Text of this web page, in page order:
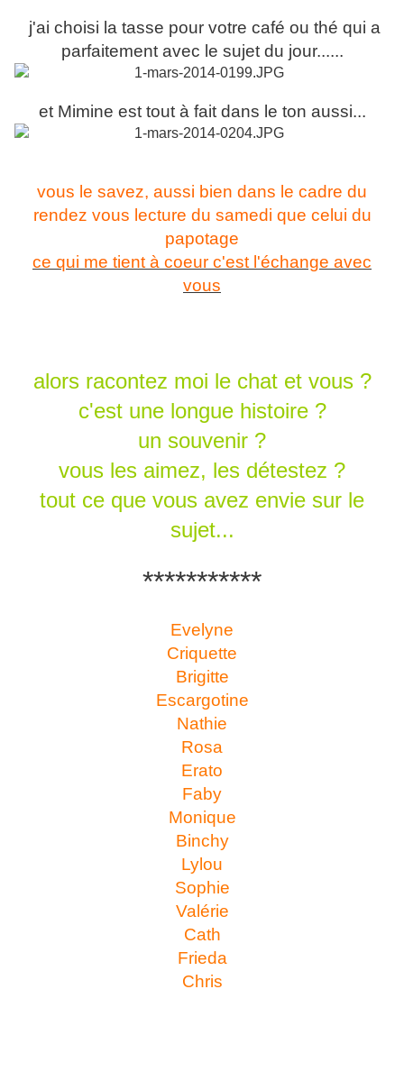
j'ai choisi la tasse pour votre café ou thé qui a
parfaitement avec le sujet du jour......
et Mimine est tout à fait dans le ton aussi...
vous le savez, aussi bien dans le cadre du
rendez vous lecture du samedi que celui du
papotage
ce qui me tient à coeur c'est l'échange avec
vous
alors racontez moi le chat et vous ?
c'est une longue histoire ?
un souvenir ?
vous les aimez, les détestez ?
tout ce que vous avez envie sur le
sujet...
***********
Evelyne
Criquette
Brigitte
Escargotine
Nathie
Rosa
Erato
Faby
Monique
Binchy
Lylou
Sophie
Valérie
Cath
Frieda
Chris